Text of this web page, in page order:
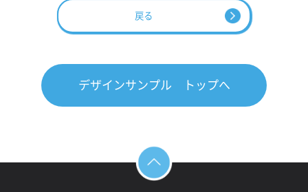
戻る
デザインサンプル トップへ